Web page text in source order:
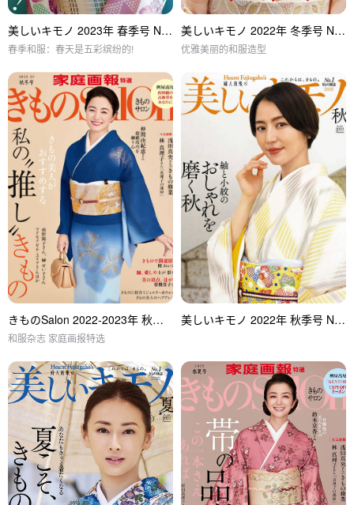
美しいキモノ 2023年 春季号 No.283
春季和服：春天是五彩缤纷的!
美しいキモノ 2022年 冬季号 No.282
优雅美丽的和服造型
きものSalon 2022-2023年 秋冬号
和服杂志 家庭画报特选
美しいキモノ 2022年 秋季号 No.281